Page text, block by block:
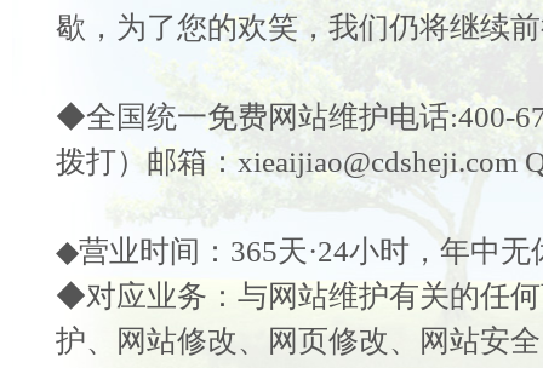
歇，为了您的欢笑，我们仍将继续
◆全国统一免费网站维护电话:400-
拨打）邮箱：xieaijiao@cdsheji.com
◆营业时间：365天·24小时，年中无
◆对应业务：与网站维护有关的任
护、 网站修改、 网页修改、 网站安全